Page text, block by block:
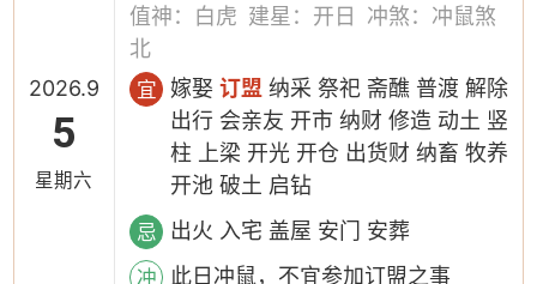
2026.9
5
星期六
值神：白虎 建星：开日
冲煞：冲鼠煞
北
宜 嫁娶订盟 纳采 祭祀 斋醮 普渡 解除
出行 会亲友 开市 纳财 修造 动土 竖
柱 上梁 开光 开仓 出货财 纳畜 牧养
开池 破土 启钻
忌 出火 入宅 盖屋 安门 安葬
冲 此日冲鼠，不宜参加订盟之事